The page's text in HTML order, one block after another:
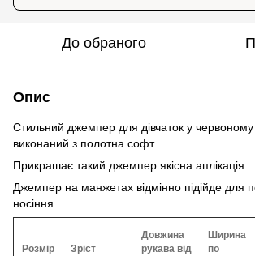
До обраного
Опис
Стильний джемпер для дівчаток у червоному
виконаний з полотна софт.
Прикрашає такий джемпер якісна аплікація.
Джемпер на манжетах відмінно підійде для
носіння.
Розмір Зріст
Довжина
рукава від
Ширина
по